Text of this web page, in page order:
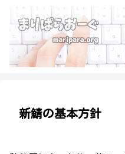
新鯖の基本方針